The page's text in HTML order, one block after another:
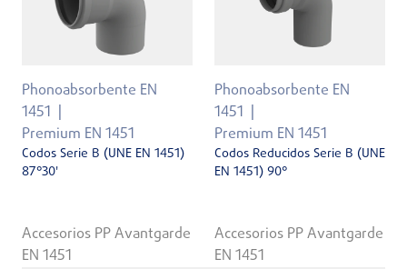
Phonoabsorbente EN
1451
Premium EN 1451
Codos Serie B (UNE EN 1451)
87°30'
Accesorios PP Avantgarde
EN 1451
Phonoabsorbente EN
1451
Premium EN 1451
Codos Reducidos Serie B (UNE
EN 1451) 90°
Accesorios PP Avantgarde
EN 1451